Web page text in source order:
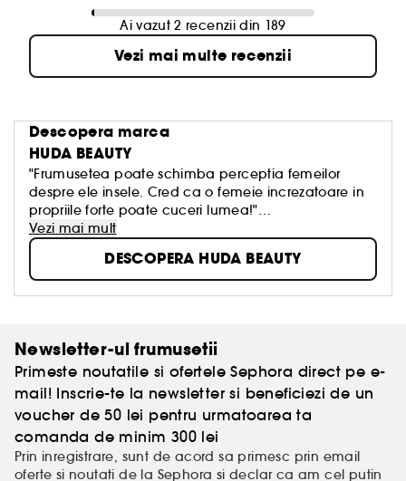
Ai vazut 2 recenzii din 189
Vezi mai multe recenzii
Descopera marca
HUDA BEAUTY
"Frumusetea poate schimba perceptia femeilor
despre ele insele. Cred ca o femeie increzatoare in
propriile forte poate cuceri lumea!"
Influencer de renume mondial, stabilita in Dubai,
Huda Kattan a fondat marca Huda Beauty in 2013.
Ceea ce a inceput ca un hobby, a devenit astazi un
succes international. Huda se implica personal in
dorinta de a experimenta, in ceea ce priveste
propriul stil.
Vezi mai mult
DESCOPERA HUDA BEAUTY
Newsletter-ul frumusetii
Primeste noutatile si ofertele Sephora direct pe e-
mail! Inscrie-te la newsletter si beneficiezi de un
voucher de 50 lei pentru urmatoarea ta
comanda de minim 300 lei
Prin inregistrare, sunt de acord sa primesc prin email
oferte si noutati de la Sephora si declar ca am cel putin